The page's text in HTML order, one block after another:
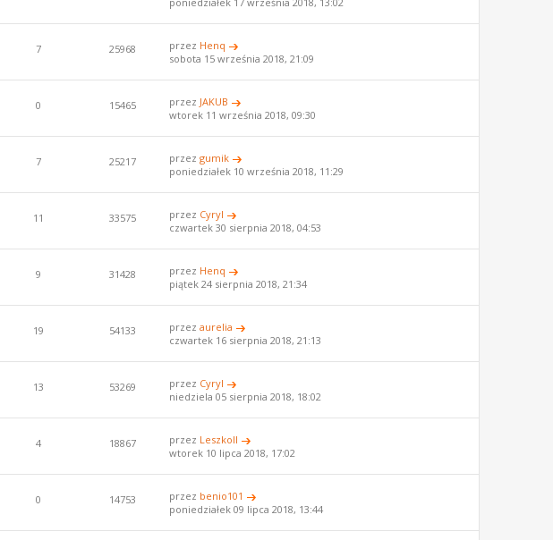
7 25968 przez Henq
sobota 15 września 2018, 21:09
0 15465 przez JAKUB
wtorek 11 września 2018, 09:30
7 25217 przezgumik
poniedziałek 10 września 2018, 11:29
11 33575 przez Cyryl
czwartek 30 sierpnia 2018, 04:53
9 31428 przez Henq
piątek 24 sierpnia 2018, 21:34
19 54133 przezaurelia
czwartek 16 sierpnia 2018, 21:13
13 53269 przez Cyryl
niedziela 05 sierpnia 2018, 18:02
4 18867 przez LeszkoII
wtorek 10 lipca 2018, 17:02
0 14753 przez benio101
poniedziałek 09 lipca 2018, 13:44